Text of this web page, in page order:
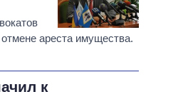
ареста имущества.
к